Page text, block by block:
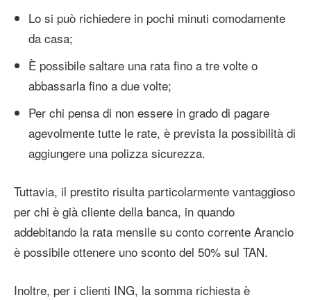
Lo si può richiedere in pochi minuti comodamente
da casa;
È possibile saltare una rata fino a tre volte o
abbassarla fino a due volte;
Per chi pensa di non essere in grado di pagare
agevolmente tutte le rate, è prevista la possibilità di
aggiungere una polizza sicurezza.
Tuttavia, il prestito risulta particolarmente vantaggioso
per chi è già cliente della banca, in quando
addebitando la rata mensile su conto corrente Arancio
è possibile ottenere uno sconto del 50% sul TAN.
Inoltre, per i clienti ING, la somma richiesta è